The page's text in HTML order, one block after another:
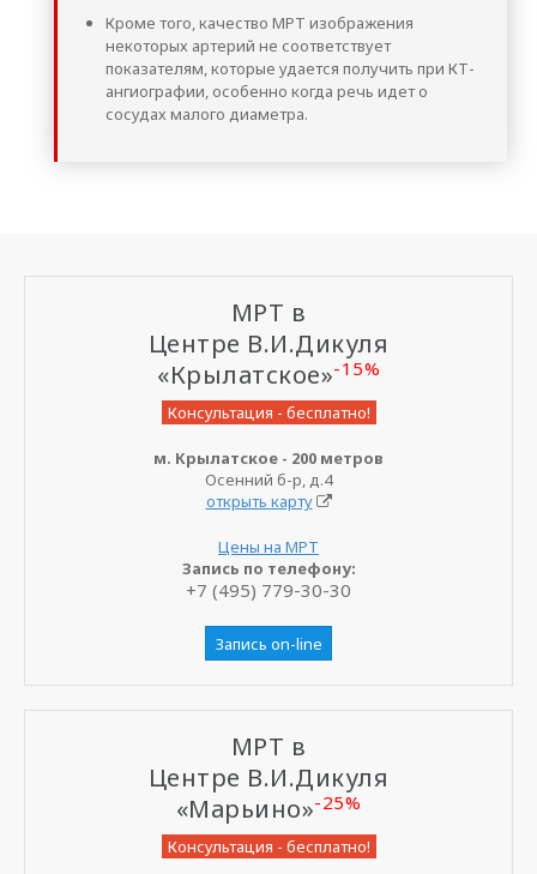
Кроме того, качество МРТ изображения
некоторых артерий не соответствует
показателям, которые удается получить при КТ-
ангиографии, особенно когда речь идет о
сосудах малого диаметра.
МРТ в
Центре В.И.Дикуля
«Крылатское»-15%
Консультация - бесплатно!
м. Крылатское - 200 метров
Осенний б-р, д.4
открыть карту
Цены на МРТ
Запись по телефону:
+7 (495) 779-30-30
Запись on-line
МРТ в
Центре В.И.Дикуля
«Марьино»-25%
Консультация - бесплатно!